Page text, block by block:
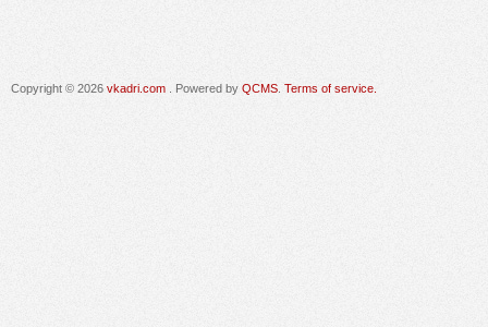
Copyright © 2026 vkadri.com . Powered by QCMS Terms of service.